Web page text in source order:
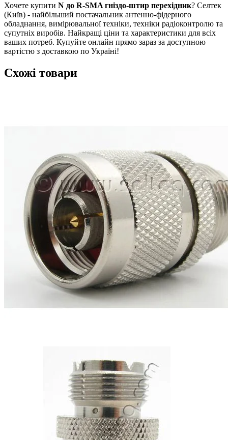
Хочете купити N до R-SMA гніздо-штир перехідник? Селтек
(Київ) - найбільший постачальник антенно-фідерного
обладнання, вимірювальної техніки, техніки радіоконтролю та
супутніх виробів. Найкращі ціни та характеристики для всіх
ваших потреб. Купуйте онлайн прямо зараз за доступною
вартістю з доставкою по Україні!
Схожі товари